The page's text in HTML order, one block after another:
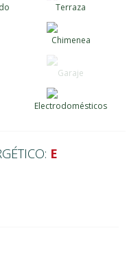
Terraza
Chimenea
Garaje
Electrodomésticos
E